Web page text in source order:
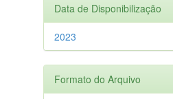
Data de Disponibilização
2023
Formato do Arquivo